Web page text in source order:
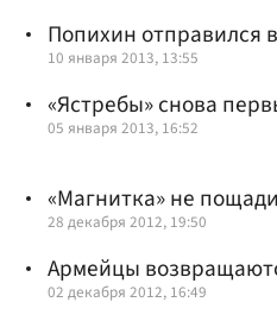
Попихин отправился
10 января 2013, 13:55
«Ястребы» снова
05 января 2013, 16:52
«Магнитка» не
28 декабря 2012, 19:50
Армейцы
02 декабря 2012, 16:49